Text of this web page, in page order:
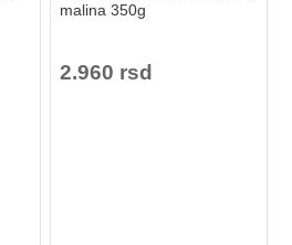
malina 350g
2.960 rsd